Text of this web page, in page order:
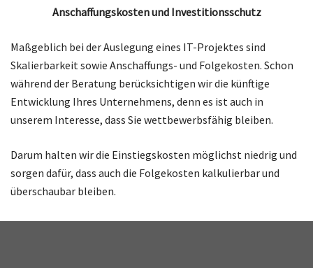
Anschaffungskosten und Investitionsschutz
Maßgeblich bei der Auslegung eines IT-Projektes sind
Skalierbarkeit sowie Anschaffungs- und Folgekosten. Schon
während der Beratung berücksichtigen wir die künftige
Entwicklung Ihres Unternehmens, denn es ist auch in
unserem Interesse, dass Sie wettbewerbsfähig bleiben.
Darum halten wir die Einstiegskosten möglichst niedrig und
sorgen dafür, dass auch die Folgekosten kalkulierbar und
überschaubar bleiben.